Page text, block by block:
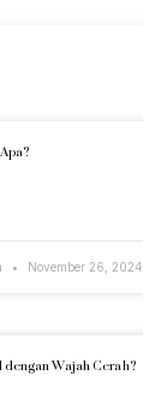
November 26, 2024
Wajah Cerah?